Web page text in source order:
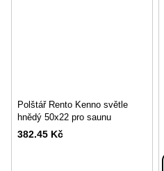
Polštář Rento Kenno světle
hnědý 50x22 pro saunu
382.45 Kč